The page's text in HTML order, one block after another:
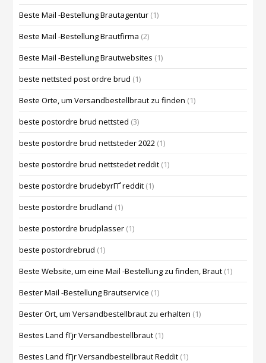
Beste Mail -Bestellung Brautagentur (1)
Beste Mail -Bestellung Brautfirma (2)
Beste Mail -Bestellung Brautwebsites (1)
beste nettsted post ordre brud (1)
Beste Orte, um Versandbestellbraut zu finden (1)
beste postordre brud nettsted (3)
beste postordre brud nettsteder 2022 (1)
beste postordre brud nettstedet reddit (1)
beste postordre brudebyrГҐ reddit (1)
beste postordre brudland (1)
beste postordre brudplasser (1)
beste postordrebrud (1)
Beste Website, um eine Mail -Bestellung zu finden, Braut (1)
Bester Mail -Bestellung Brautservice (1)
Bester Ort, um Versandbestellbraut zu erhalten (1)
Bestes Land fГјr Versandbestellbraut (1)
Bestes Land fГјr Versandbestellbraut Reddit (1)